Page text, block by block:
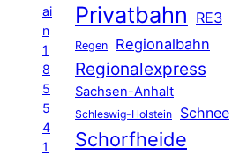
ai
n
1
8
5
5
4
1
Privatbahn RE3
Regen Regionalbahn
Regionalexpress
Sachsen-Anhalt
Schleswig-Holstein Schnee
Schorfheide